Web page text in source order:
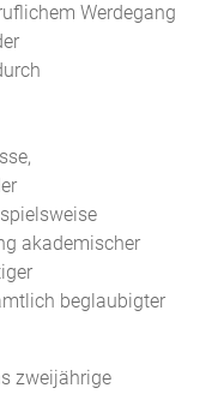
Werdegang
akademischer
beglaubigter
zweijährige